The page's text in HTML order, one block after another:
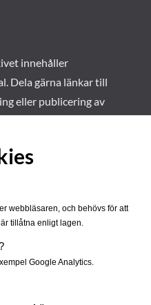
innehåller
Dela gärna länkar till
eller publicering av
webbläsaren, och behövs för att
tillåtna enligt lagen.
Google Analytics.